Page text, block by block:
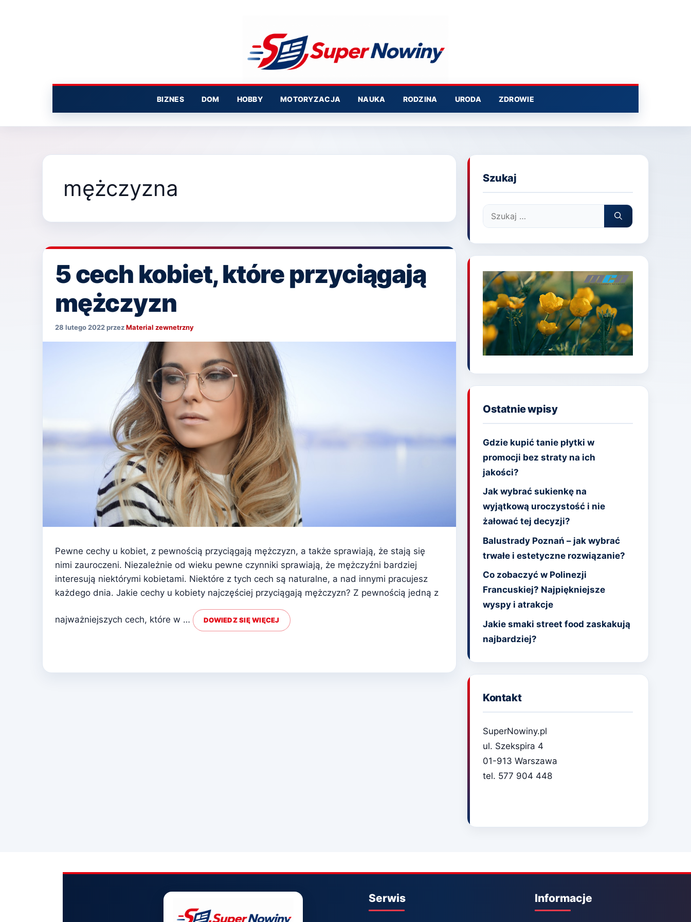
BIZNES DOM HOBBY MOTORYZACJA NAUKA RODZINA URODA ZDROWIE
mężczyzna
5 cech kobiet, które przyciągają
mężczyzn
28 lutego 2022przezMaterial zewnetrzny
Pewne cechy u kobiet, z pewnością przyciągają mężczyzn, a także sprawiają, że stają się
nimi zauroczeni. Niezależnie od wieku pewne czynniki sprawiają, że mężczyźni bardziej
interesują niektórymi kobietami. Niektóre z tych cech są naturalne, a nad innymi pracujesz
każdego dnia. Jakie cechy u kobiety najczęściej przyciągają mężczyzn? Z pewnością jedną z
najważniejszych cech, które w … DOWIEDZ SIĘ WIĘCEJ
Szukaj
Szukaj:
Ostatnie wpisy
Gdzie kupić tanie płytki w
promocji bez straty na ich
jakości?
Jak wybrać sukienkę na
wyjątkową uroczystość i nie
żałować tej decyzji?
Balustrady Poznań – jak wybrać
trwałe i estetyczne rozwiązanie?
Co zobaczyć w Polinezji
Francuskiej? Najpiękniejsze
wyspy i atrakcje
Jakie smaki street food zaskakują
najbardziej?
Kontakt
SuperNowiny.pl
ul. Szekspira 4
01-913 Warszawa
tel. 577 904 448
Serwis Informacje